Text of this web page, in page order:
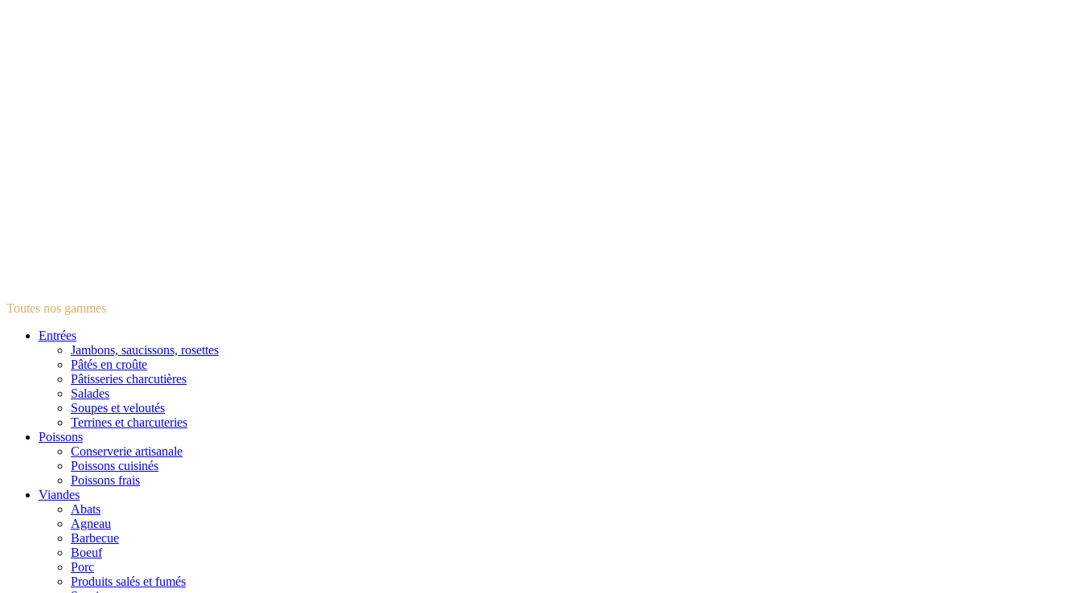
Toutes nos gammes
Entrées
Jambons, saucissons, rosettes
Pâtés en croûte
Pâtisseries charcutières
Salades
Soupes et veloutés
Terrines et charcuteries
Poissons
Conserverie artisanale
Poissons cuisinés
Poissons frais
Viandes
Abats
Agneau
Barbecue
Boeuf
Porc
Produits salés et fumés